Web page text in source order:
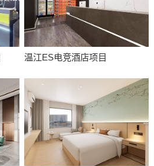
温江ES电竞酒店项目